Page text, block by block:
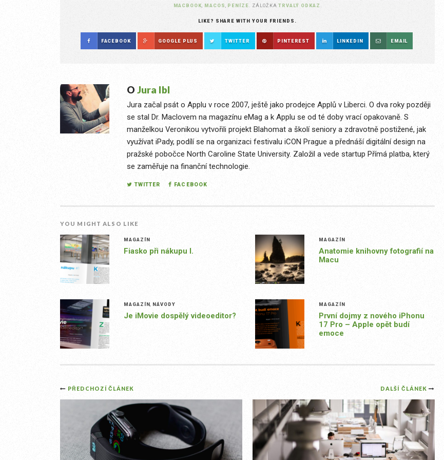
MACBOOK
MACOS PENÍZE . ZÁLOŽKATRVALÝ ODKAZ
LIKE? SHARE WITH YOUR FRIENDS.
FACEBOOK GOOGLE PLUS TWITTER PINTEREST LINKEDIN EMAIL
O Jura Ibl
Jura začal psát o Applu v roce 2007, ještě jako prodejce Applů v Liberci. O dva roky později
se stal Dr. Maclovem na magazínu eMag a k Applu se od té doby vrací opakovaně. S
manželkou Veronikou vytvořili projekt Blahomat a školí seniory a zdravotně postižené, jak
využívat iPady, podílí se na organizaci festivalu iCON Prague a přednáší digitální design na
pražské pobočce North Caroline State University. Založil a vede startup Přímá platba, který
se zaměřuje na finanční technologie.
TWITTER FACEBOOK
YOU MIGHT ALSO LIKE
MAGAZÍN
Fiasko při nákupu I.
MAGAZÍN
Anatomie knihovny fotografií na
Macu
MAGAZÍN NÁVODY
Je iMovie dospělý videoeditor?
MAGAZÍN
První dojmy z nového iPhonu
17 Pro – Apple opět budí
emoce
Post
navigation
DALŠÍ ČLÁNEK
PŘEDCHOZÍ ČLÁNEK